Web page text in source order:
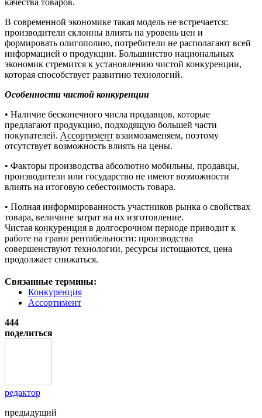
В современной экономике такая модель не встречается:
производители склонны влиять на уровень цен и
формировать олигополию, потребители не располагают всей
информацией о продукции. Большинство национальных
экономик стремится к установлению чистой конкуренции,
которая способствует развитию технологий.
Особенности чистой конкуренции
• Наличие бесконечного числа продавцов, которые
предлагают продукцию, подходящую большей части
покупателей. Ассортимент взаимозаменяем, поэтому
отсутствует возможность влиять на цены.
• Факторы производства абсолютно мобильны, продавцы,
производители или государство не имеют возможности
влиять на итоговую себестоимость товара.
• Полная информированность участников рынка о свойствах
товара, величине затрат на их изготовление.
Чистая конкуренция в долгосрочном периоде приводит к
работе на грани рентабельности: производства
совершенствуют технологии, ресурсы истощаются, цена
продолжает снижаться.
Связанные термины:
Конкуренция
Ассортимент
444
поделиться
редактор
предыдущий